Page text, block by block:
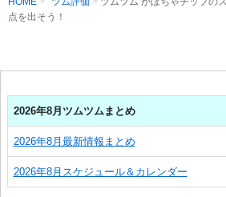
点を出そう！
2026年8月ツムツムまとめ
2026年8月最新情報まとめ
2026年8月スケジュール＆カレンダー